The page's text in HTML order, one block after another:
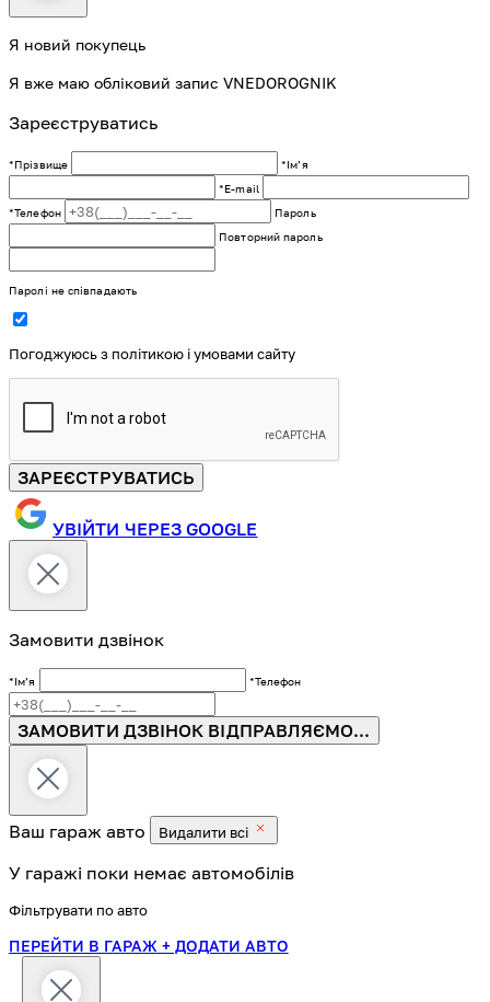
Я новий покупець
Я вже маю обліковий запис VNEDOROGNIK
Зареєструватись
*Прізвище
*Імʼя
*E-mail
*Телефон
Пароль
Повторний пароль
Паролі не співпадають
Погоджуюсь з політикою і умовами сайту
ЗАРЕЄСТРУВАТИСЬ
УВІЙТИ ЧЕРЕЗ GOOGLE
Замовити дзвінок
*Імʼя *Телефон
ЗАМОВИТИ ДЗВІНОК ВІДПРАВЛЯЄМО...
Ваш гараж авто Видалити всі
У гаражі поки немає автомобілів
Фільтрувати по авто
ПЕРЕЙТИ В ГАРАЖ + ДОДАТИ АВТО